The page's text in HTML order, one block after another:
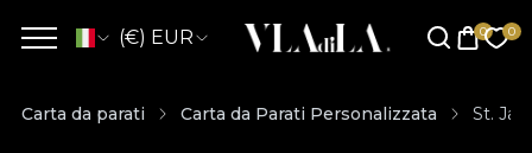
(€) EUR
Carta da parati Carta da Parati Personalizzata St.